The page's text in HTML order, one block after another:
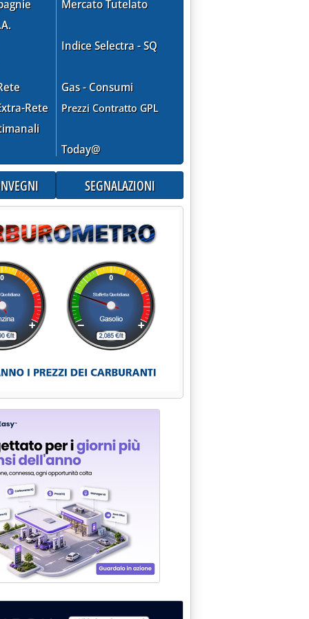
Rete
Mercato Tutelato
Indice Selectra - SQ
Gas - Consumi
Prezzi Contratto GPL
Today@
SEGNALAZIONI